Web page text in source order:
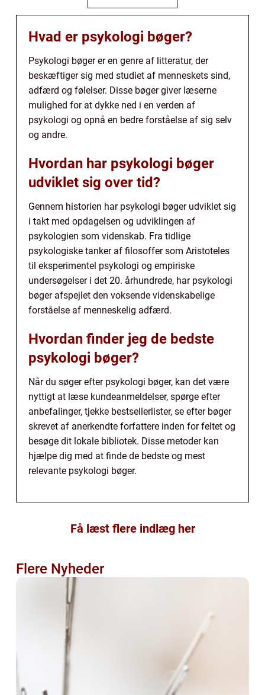
Hvad er psykologi bøger?
Psykologi bøger er en genre af litteratur, der
beskæftiger sig med studiet af menneskets sind,
adfærd og følelser. Disse bøger giver læserne
mulighed for at dykke ned i en verden af
psykologi og opnå en bedre forståelse af sig selv
og andre.
Hvordan har psykologi bøger
udviklet sig over tid?
Gennem historien har psykologi bøger udviklet sig
i takt med opdagelsen og udviklingen af
psykologien som videnskab. Fra tidlige
psykologiske tanker af filosoffer som Aristoteles
til eksperimentel psykologi og empiriske
undersøgelser i det 20. århundrede, har psykologi
bøger afspejlet den voksende videnskabelige
forståelse af menneskelig adfærd.
Hvordan finder jeg de bedste
psykologi bøger?
Når du søger efter psykologi bøger, kan det være
nyttigt at læse kundeanmeldelser, spørge efter
anbefalinger, tjekke bestsellerlister, se efter bøger
skrevet af anerkendte forfattere inden for feltet og
besøge dit lokale bibliotek. Disse metoder kan
hjælpe dig med at finde de bedste og mest
relevante psykologi bøger.
Få læst flere indlæg her
Flere Nyheder